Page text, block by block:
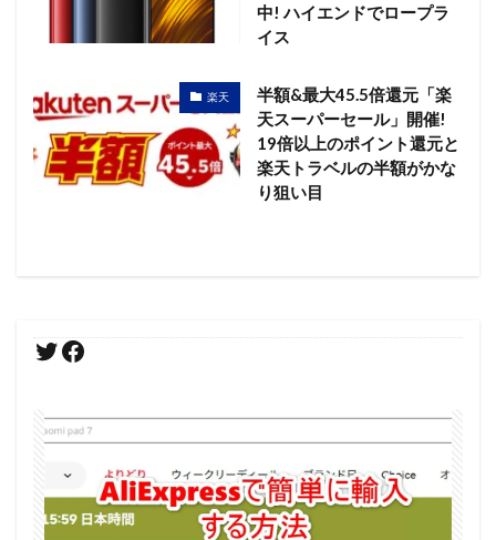
中! ハイエンドでロープラ
イス
楽天
半額&最大45.5倍還元「楽
天スーパーセール」開催!
19倍以上のポイント還元と
楽天トラベルの半額がかな
り狙い目